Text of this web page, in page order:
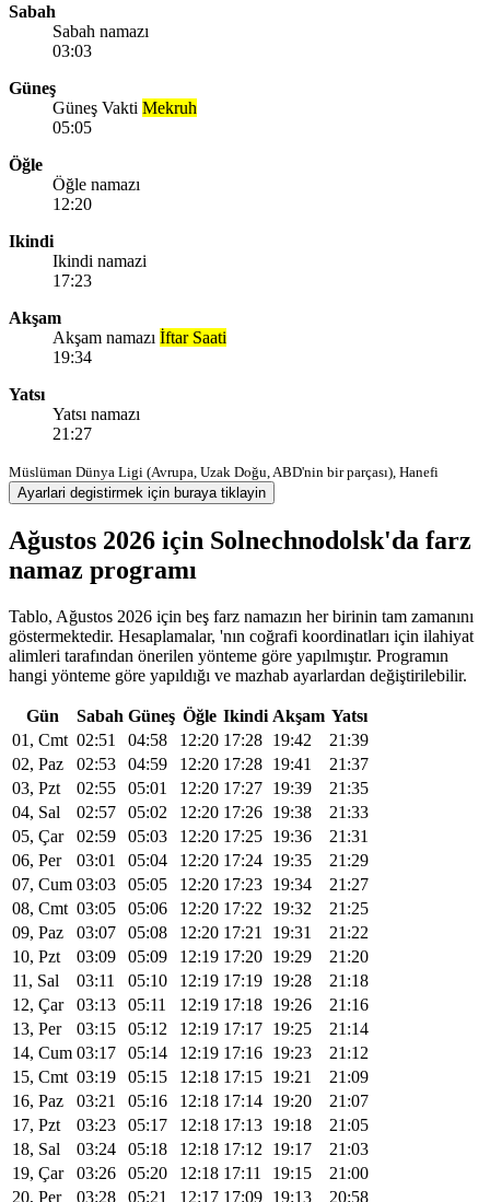
Sabah
Sabah namazı
03:03
Güneş
Güneş Vakti Mekruh
05:05
Öğle
Öğle namazı
12:20
Ikindi
Ikindi namazi
17:23
Akşam
Akşam namazı İftar Saati
19:34
Yatsı
Yatsı namazı
21:27
Müslüman Dünya Ligi (Avrupa, Uzak Doğu, ABD'nin bir parçası), Hanefi
Ayarlari degistirmek için buraya tiklayin
Ağustos 2026 için Solnechnodolsk'da farz
namaz programı
Tablo, Ağustos 2026 için beş farz namazın her birinin tam zamanını
göstermektedir. Hesaplamalar, 'nın coğrafi koordinatları için ilahiyat
alimleri tarafından önerilen yönteme göre yapılmıştır. Programın
hangi yönteme göre yapıldığı ve mazhab ayarlardan değiştirilebilir.
Gün Sabah Güneş Öğle Ikindi Akşam Yatsı
01, Cmt 02:51 04:58 12:20 17:28 19:42
21:39
02, Paz
02:53 04:59 12:20 17:28 19:41
21:37
03, Pzt
02:55 05:01 12:20 17:27 19:39
21:35
04, Sal
02:57 05:02 12:20 17:26 19:38
21:33
05, Çar
02:59 05:03 12:20 17:25 19:36
21:31
06, Per
03:01 05:04 12:20 17:24 19:35
21:29
07, Cum 03:03 05:05 12:20 17:23 19:34
21:27
08, Cmt 03:05 05:06 12:20 17:22 19:32
21:25
09, Paz
03:07 05:08 12:20 17:21 19:31
21:22
10, Pzt
03:09 05:09 12:19 17:20 19:29
21:20
11, Sal
03:11 05:10 12:19 17:19 19:28
21:18
12, Çar
03:13 05:11 12:19 17:18 19:26
21:16
13, Per
03:15 05:12 12:19 17:17 19:25
21:14
14, Cum 03:17 05:14 12:19 17:16 19:23
21:12
15, Cmt 03:19 05:15 12:18 17:15 19:21
21:09
16, Paz
03:21 05:16 12:18 17:14 19:20
21:07
17, Pzt
03:23 05:17 12:18 17:13 19:18
21:05
18, Sal
03:24 05:18 12:18 17:12 19:17
21:03
19, Çar
03:26 05:20 12:18 17:11 19:15
21:00
20, Per
03:28 05:21 12:17 17:09 19:13 20:58